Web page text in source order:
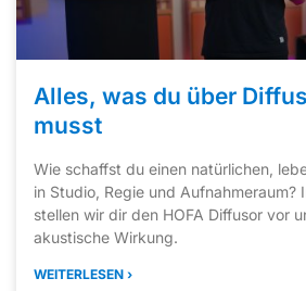
Alles, was du über
musst
Wie schaffst du einen natürlichen,
in Studio, Regie und Aufnahmeraum?
stellen wir dir den HOFA Diffusor vor
akustische Wirkung.
WEITERLESEN ›